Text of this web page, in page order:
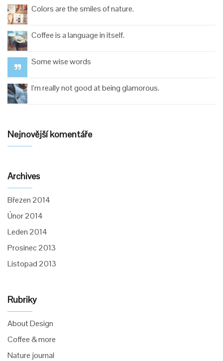
Colors are the smiles of nature.
Coffee is a language in itself.
Some wise words
I’m really not good at being glamorous.
Nejnovější komentáře
Archives
Březen 2014
Únor 2014
Leden 2014
Prosinec 2013
Listopad 2013
Rubriky
About Design
Coffee & more
Nature journal